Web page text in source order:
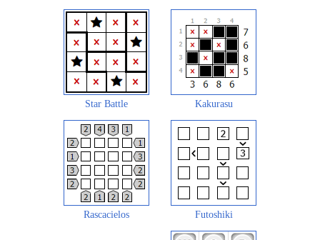
Star Battle Kakurasu
Rascacielos Futoshiki